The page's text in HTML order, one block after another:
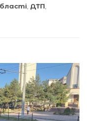
ДТП